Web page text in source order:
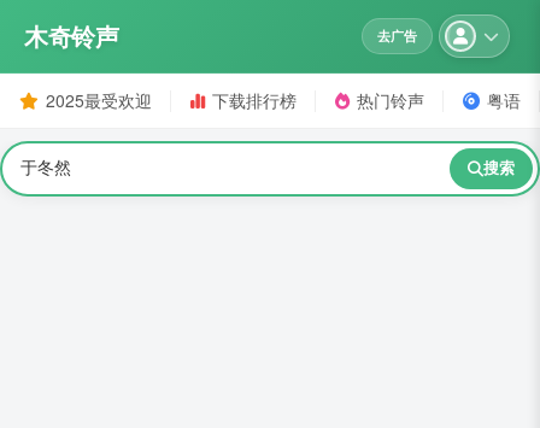
木奇铃声 去广告
2025最受欢迎 下载排行榜 热门铃声 粤语
搜索